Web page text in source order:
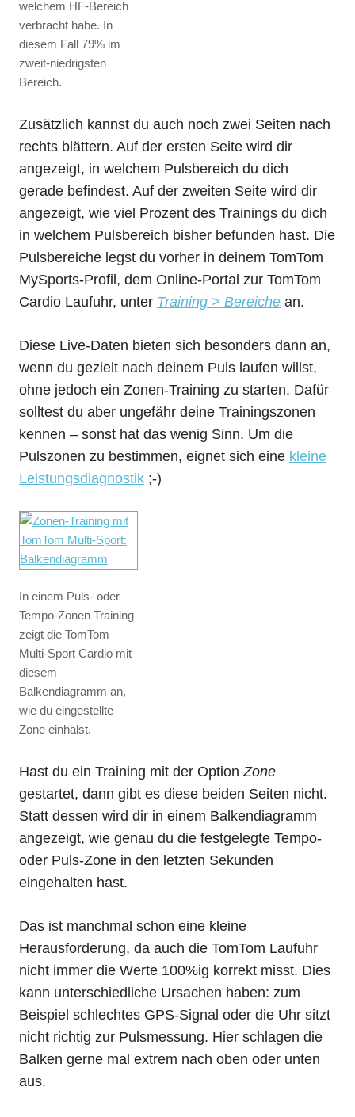
welchem HF-Bereich
verbracht habe. In
diesem Fall 79% im
zweit-niedrigsten
Bereich.
Zusätzlich kannst du auch noch zwei Seiten nach
rechts blättern. Auf der ersten Seite wird dir
angezeigt, in welchem Pulsbereich du dich
gerade befindest. Auf der zweiten Seite wird dir
angezeigt, wie viel Prozent des Trainings du dich
in welchem Pulsbereich bisher befunden hast. Die
Pulsbereiche legst du vorher in deinem TomTom
MySports-Profil, dem Online-Portal zur TomTom
Cardio Laufuhr, unter Training > Bereiche an.
Diese Live-Daten bieten sich besonders dann an,
wenn du gezielt nach deinem Puls laufen willst,
ohne jedoch ein Zonen-Training zu starten. Dafür
solltest du aber ungefähr deine Trainingszonen
kennen – sonst hat das wenig Sinn. Um die
Pulszonen zu bestimmen, eignet sich eine kleine
Leistungsdiagnostik ;-)
In einem Puls- oder
Tempo-Zonen Training
zeigt die TomTom
Multi-Sport Cardio mit
diesem
Balkendiagramm an,
wie du eingestellte
Zone einhälst.
Hast du ein Training mit der OptionZone
gestartet, dann gibt es diese beiden Seiten nicht.
Statt dessen wird dir in einem Balkendiagramm
angezeigt, wie genau du die festgelegte Tempo-
oder Puls-Zone in den letzten Sekunden
eingehalten hast.
Das ist manchmal schon eine kleine
Herausforderung, da auch die TomTom Laufuhr
nicht immer die Werte 100%ig korrekt misst. Dies
kann unterschiedliche Ursachen haben: zum
Beispiel schlechtes GPS-Signal oder die Uhr sitzt
nicht richtig zur Pulsmessung. Hier schlagen die
Balken gerne mal extrem nach oben oder unten
aus.